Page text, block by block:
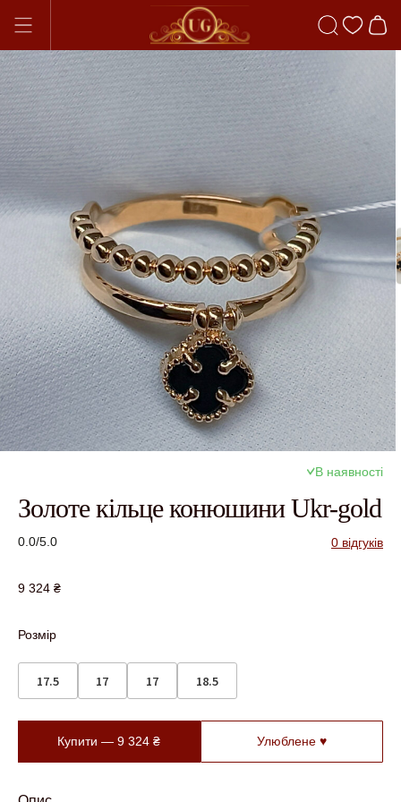
В наявності
Золоте кільце конюшини Ukr-gold
0.0/5.0 0 відгуків
9 324 ₴
Розмір
17.5 17 17 18.5
Купити —9 324₴ Улюблене ♥